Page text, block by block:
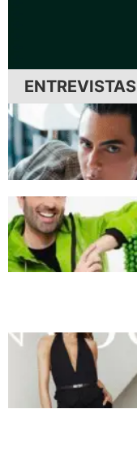
ENTREVISTAS